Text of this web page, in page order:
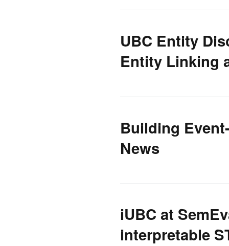
UBC Entity
Entity Linking
Building
News
iUBC at
interpretable